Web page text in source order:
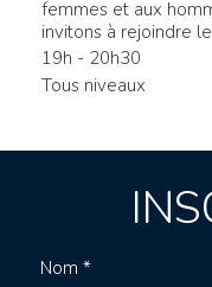
femmes et aux
invitons à rejoindre
19h - 20h30
Tous niveaux
Nom *